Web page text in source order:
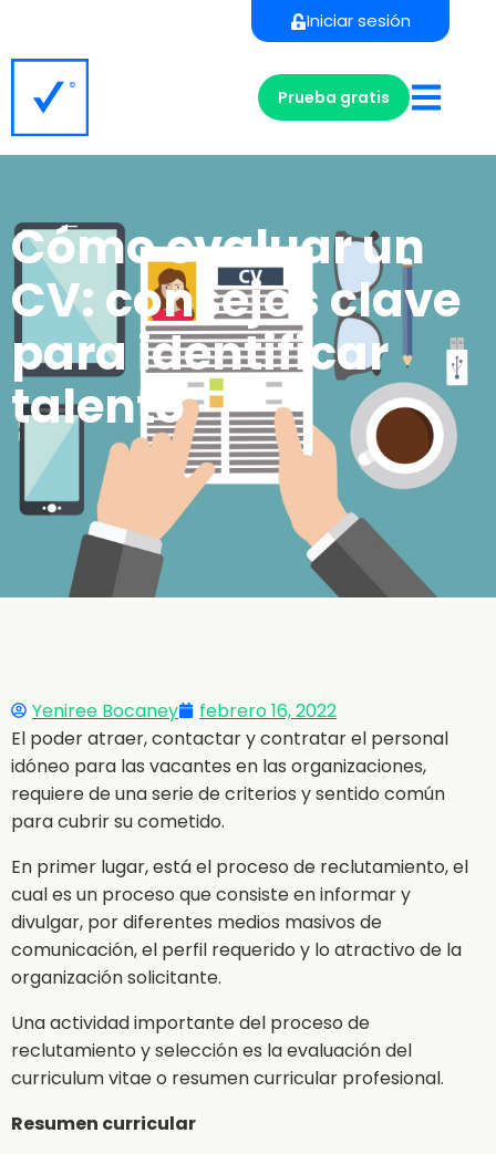
Iniciar sesión
Prueba gratis
Cómo evaluar un
CV: consejos clave
para identificar
talento
Yeniree Bocaney
febrero 16, 2022
El poder atraer, contactar y contratar el personal
idóneo para las vacantes en las organizaciones,
requiere de una serie de criterios y sentido común
para cubrir su cometido.
En primer lugar, está el proceso de reclutamiento, el
cual es un proceso que consiste en informar y
divulgar, por diferentes medios masivos de
comunicación, el perfil requerido y lo atractivo de la
organización solicitante.
Una actividad importante del proceso de
reclutamiento y selección es la evaluación del
curriculum vitae o resumen curricular profesional.
Resumen curricular